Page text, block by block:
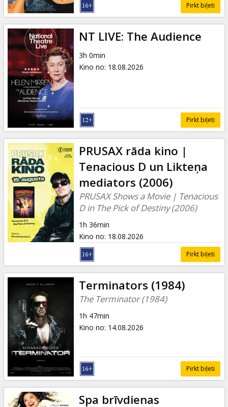
Pirkt biļeti
NT LIVE: The Audience
3h 0min
Kino no: 18.08.2026
Pirkt biļeti
PRUSAX rāda kino |
Tenacious D un Likteņa
mediators (2006)
PRUSAX Shows a Movie | Tenacious
D in The Pick of Destiny (2006)
1h 36min
Kino no: 18.08.2026
Pirkt biļeti
Terminators (1984)
The Terminator (1984)
1h 47min
Kino no: 14.08.2026
Pirkt biļeti
Spa brīvdienas